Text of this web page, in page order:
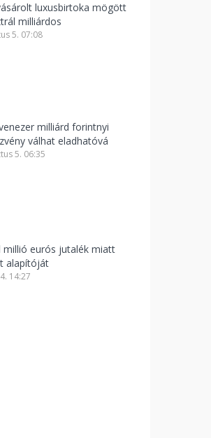
luxusbirtoka mögött
milliárdos
5. 07:08
milliárd forintnyi
válhat eladhatóvá
5. 06:35
millió eurós jutalék miatt
alapítóját
14:27